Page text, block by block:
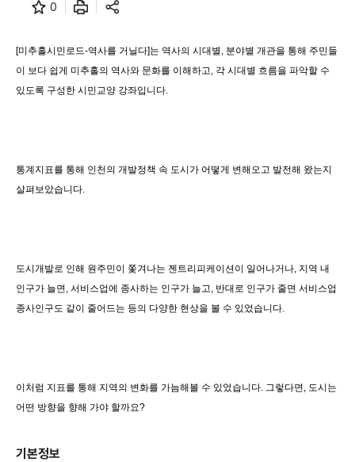
0
[미추홀시민로드-역사를 거닐다]는 역사의 시대별, 분야별 개관을 통해 주민들
이 보다 쉽게 미추홀의 역사와 문화를 이해하고, 각 시대별 흐름을 파악할 수
있도록 구성한 시민교양 강좌입니다.
통계지표를 통해 인천의 개발정책 속 도시가 어떻게 변해오고 발전해 왔는지
살펴보았습니다.
도시개발로 인해 원주민이 쫓겨나는 젠트리피케이션이 일어나거나, 지역 내
인구가 늘면, 서비스업에 종사하는 인구가 늘고, 반대로 인구가 줄면 서비스업
종사인구도 같이 줄어드는 등의 다양한 현상을 볼 수 있었습니다.
이처럼 지표를 통해 지역의 변화를 가늠해볼 수 있었습니다. 그렇다면, 도시는
어떤 방향을 향해 가야 할까요?
기본정보